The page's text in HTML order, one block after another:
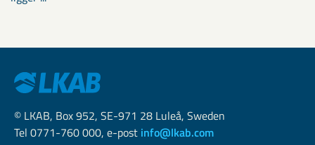
© LKAB, Box 952, SE-971 28 Luleå, Sweden
Tel 0771-760 000, e-post info@lkab.com